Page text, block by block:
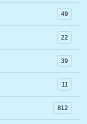
49
22
39
11
812